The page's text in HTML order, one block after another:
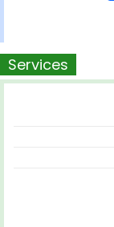
Services